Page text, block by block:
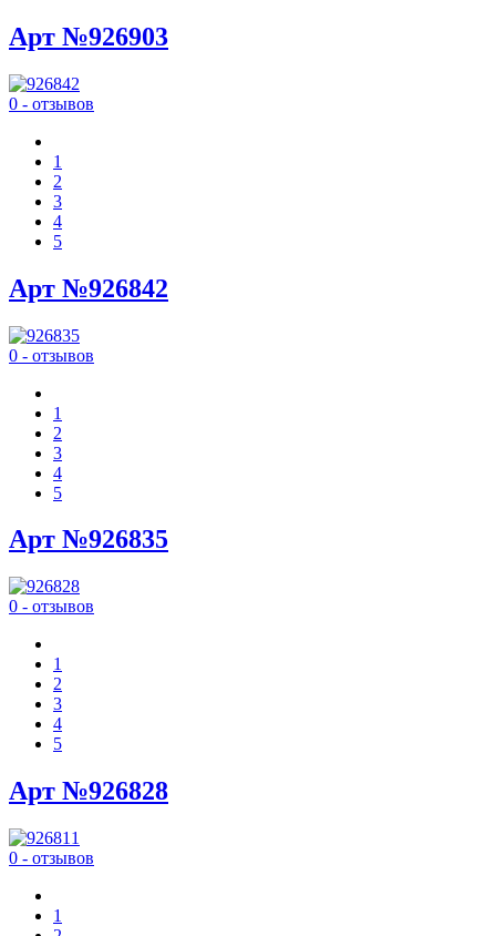
Арт №926903
0 - отзывов
1
2
3
4
5
Арт №926842
0 - отзывов
1
2
3
4
5
Арт №926835
0 - отзывов
1
2
3
4
5
Арт №926828
0 - отзывов
1